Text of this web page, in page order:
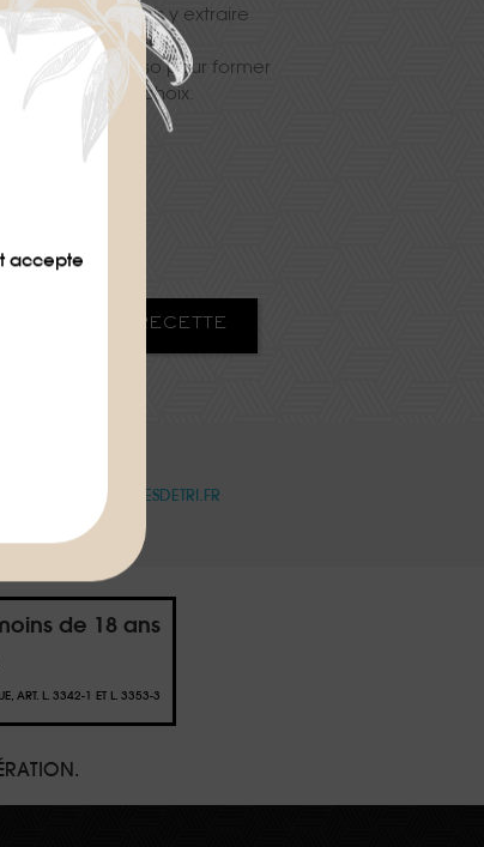
cappuccino, puis y extraire
un expresso.
lait sur l’expresso pour former
Art de votre choix.
LA FICHE RECETTE
: WWW.CONSIGNESDETRI.FR
de 18 ans
ART. L. 3342-1 ET L. 3353-3
accepte